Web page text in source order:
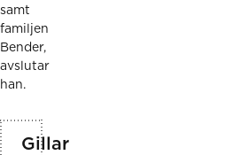
samt
familjen
Bender,
avslutar
han.
Gillar